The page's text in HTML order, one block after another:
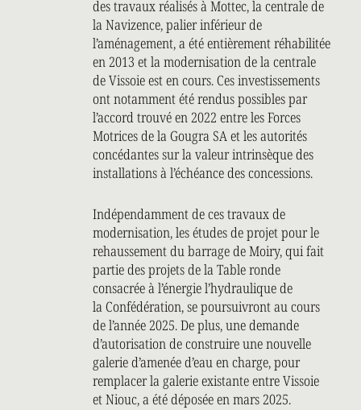
des travaux réalisés à Mottec, la centrale de
la Navizence, palier inférieur de
l’aménagement, a été entièrement réhabilitée
en 2013 et la modernisation de la centrale
de Vissoie est en cours. Ces investissements
ont notamment été rendus possibles par
l’accord trouvé en 2022 entre les Forces
Motrices de la Gougra SA et les autorités
concédantes sur la valeur intrinsèque des
installations à l’échéance des concessions.
Indépendamment de ces travaux de
modernisation, les études de projet pour le
rehaussement du barrage de Moiry, qui fait
partie des projets de la Table ronde
consacrée à l’énergie l’hydraulique de
la Confédération, se poursuivront au cours
de l’année 2025. De plus, une demande
d’autorisation de construire une nouvelle
galerie d’amenée d’eau en charge, pour
remplacer la galerie existante entre Vissoie
et Niouc, a été déposée en mars 2025.